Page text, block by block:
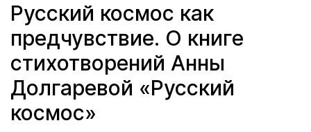
Русский космос как
предчувствие. О книге
стихотворений Анны
Долгаревой «Русский
космос»